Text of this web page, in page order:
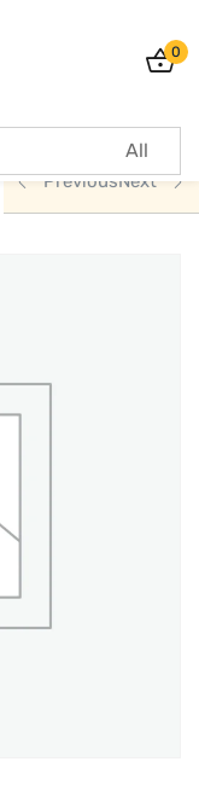
0
PreviousNext